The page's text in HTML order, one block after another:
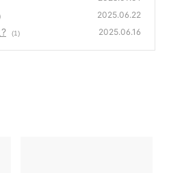
2025.06.22
(1) 2025.06.16